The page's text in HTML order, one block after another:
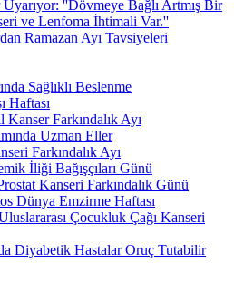
''Dövmeye Bağlı Artmış Bir
ve Lenfoma İhtimali Var.''
Ramazan Ayı Tavsiyeleri
Sağlıklı Beslenme
Haftası
Farkındalık Ayı
Uzman Eller
Farkındalık Ayı
İliği Bağışçıları Günü
Kanseri Farkındalık Günü
Dünya Emzirme Haftası
Çocukluk Çağı Kanseri
Diyabetik Hastalar Oruç Tutabilir